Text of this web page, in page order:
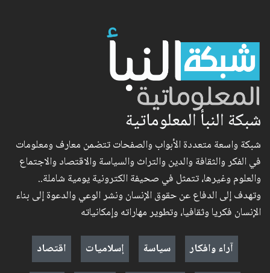
شبكة النبأ المعلوماتية
شبكة واسعة متعددة الأبواب والصفحات تتضمن معارف ومعلومات
في الفكر والثقافة والدين والتراث والسياسة والاقتصاد والاجتماع
والعلوم وغيرها، تتمثل في صحيفة الكترونية يومية شاملة..
وتهدف إلى الدفاع عن حقوق الإنسان ونشر الوعي والدعوة إلى بناء
الإنسان فكريا وثقافيا، وتطوير مهاراته وإمكانياته
آراء وافكار
سياسة إسلاميات اقتصاد